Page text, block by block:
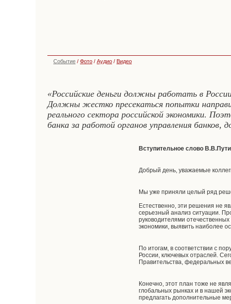
Событие / Фото / Аудио / Видео
«Российские деньги должны работать в
Должны жестко пресекаться попытки
реального сектора российской экономики.
банка за работой органов управления
Вступительное слово
Добрый день, уважаемые
Мы уже приняли целый ряд
Естественно, эти решения не
серьезный анализ ситуации.
руководителями
экономики, выявить наиболее
По итогам, в соответствии с
России, ключевых отраслей.
Правительства, федеральных
Конечно, этот план тоже не
глобальных рынках и в нашей
предлагать дополнительные